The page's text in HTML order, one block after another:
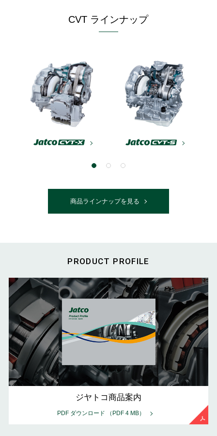
CVT ラインナップ
商品ラインナップを見る
PRODUCT PROFILE
ジヤトコ商品案内
PDF ダウンロード （PDF 4 MB）